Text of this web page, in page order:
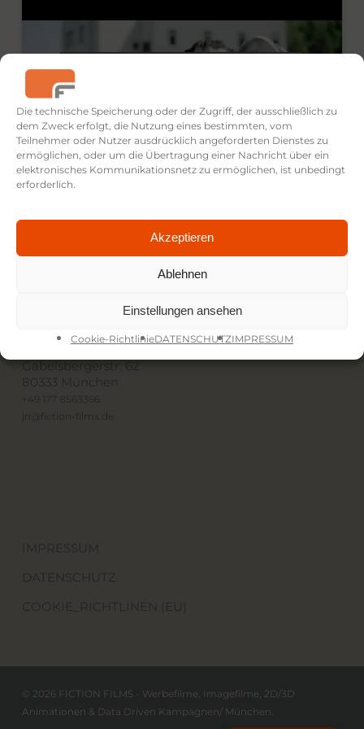
Die technische Speicherung oder der Zugriff, der ausschließlich zu
dem Zweck erfolgt, die Nutzung eines bestimmten, vom
Teilnehmer oder Nutzer ausdrücklich angeforderten Dienstes zu
ermöglichen, oder um die Übertragung einer Nachricht über ein
elektronisches Kommunikationsnetz zu ermöglichen, ist unbedingt
erforderlich.
Akzeptieren
Ablehnen
Einstellungen ansehen
Cookie-RichtlinieDATENSCHUTZIMPRESSUM
akzeptieren und diesen Inhalt zu aktivieren
FICTION FILMS
Gabelsbergerstr. 62
80333 München
+49 177 8563366
jn@fiction-films.de
IMPRESSUM
DATENSCHUTZ
COOKIE_RICHTLINEN (EU)
© 2026 FICTION FILMS - Werbefilme, Imagefilme, 2D/3D
Animationen & Data Driven Kampagnen/ München.